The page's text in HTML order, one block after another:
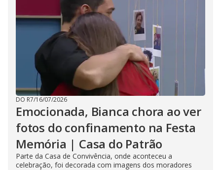
DO R7/16/07/2026
Emocionada, Bianca chora ao ver
fotos do confinamento na Festa
Memória | Casa do Patrão
Parte da Casa de Convivência, onde aconteceu a
celebração, foi decorada com imagens dos moradores